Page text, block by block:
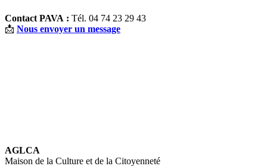
Contact PAVA : Tél. 04 74 23 29 43
📩 Nous envoyer un message
AGLCA
Maison de la Culture et de la Citoyenneté